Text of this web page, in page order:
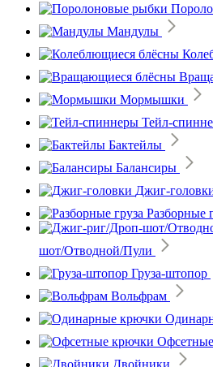
Мандулы
Мормышки
Тейл-
Бактейлы
Балансиры
Джиг-
Разборные
шот/Отводной/Пули
Груза-штопор
Вольфрам
Двойники